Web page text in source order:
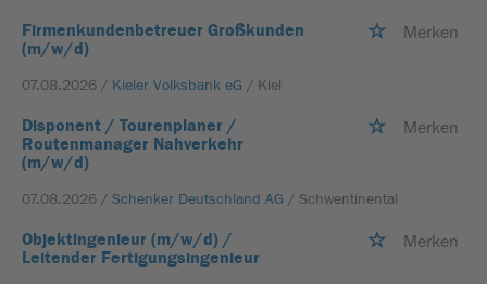
Firmenkundenbetreuer Großkunden
(m/w/d)
Merken
07.08.2026 / Kieler Volksbank eG / Kiel
Disponent / Tourenplaner /
Routenmanager Nahverkehr
(m/w/d)
Merken
07.08.2026 / Schenker Deutschland AG / Schwentinental
Objektingenieur (m/w/d) /
Leitender Fertigungsingenieur
Merken